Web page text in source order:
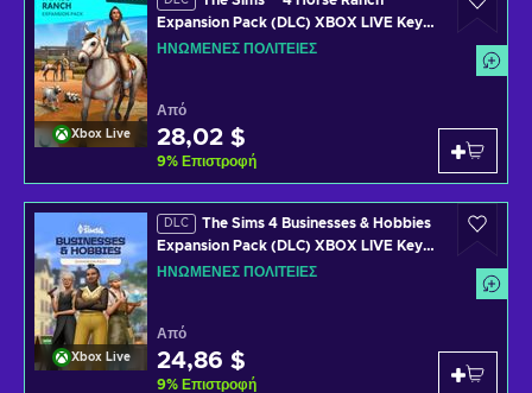
Xbox Live
Expansion Pack (DLC) XBOX LIVE Key
UNITED STATES
ΗΝΩΜΈΝΕΣ ΠΟΛΙΤΕΊΕΣ
Από
28,02 $
9% Επιστροφή
Xbox Live
DLC
The Sims 4 Businesses & Hobbies
Expansion Pack (DLC) XBOX LIVE Key
UNITED STATES
ΗΝΩΜΈΝΕΣ ΠΟΛΙΤΕΊΕΣ
Από
24,86 $
9% Επιστροφή